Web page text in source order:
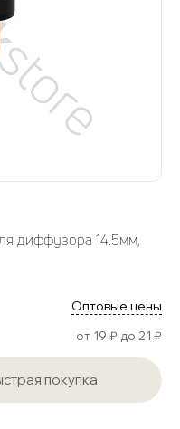
диффузора 14.5мм,
Оптовые цены
от 19 ₽ до 21 ₽
покупка